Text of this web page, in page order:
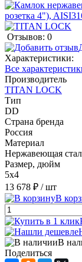
Отзывов: 0
Характеристики:
Все
Производитель
TITAN LOCK
Тип
DD
Страна бренда
Россия
Материал
Нержавеющая
Размер, дюйм
5x4
13 678 ₽ / шт
В
В
Поделиться